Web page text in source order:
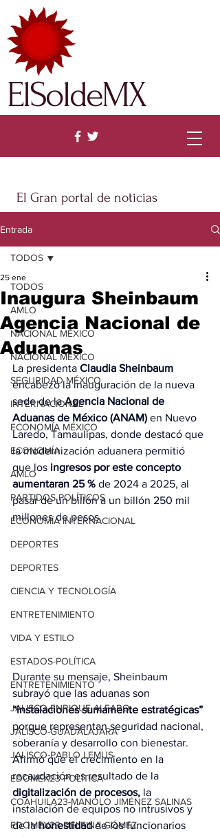
El Gran portal de noticias
ElSoldeMX
Entrada
TODOS
AMLO
NACIONAL MÉXICO
NACIONAL MÉXICO
SEGURIDAD MÉXICO
INTERNACIONAL
ECONOMÍA MÉXICO
ECONOMÍA
AMLO
PARTIDOS POLÍTICOS
ECONOMÍA INTERNACIONAL
DEPORTES
DEPORTES
CIENCIA Y TECNOLOGÍA
ENTRETENIMIENTO
VIDA Y ESTILO
ESTADOS-POLÍTICA
ENTRETENIMIENTO
JALISCO-ENRIQUE ALFARO
JALISCO-GUADALAJARA
JALISCO-PABLO LEMUS
EDOMEX23-POLÍTICA
COAHUILA23-MANOLO JIMÉNEZ SALINAS
EDOMEX23-DELFINA GÓMEZ
TODOS
Inaugura Sheinbaum
Agencia Nacional de
Aduanas
25 ene
La presidenta Claudia Sheinbaum
encabezó la inauguración de la nueva
sede de la Agencia Nacional de
Aduanas de México (ANAM) en Nuevo
Laredo, Tamaulipas, donde destacó que
la modernización aduanera permitió
que los ingresos por este concepto
aumentaran 25 % de 2024 a 2025, al
pasar de un billón a un billón 250 mil
millones de pesos.
Durante su mensaje, Sheinbaum
subrayó que las aduanas son
“instalaciones sumamente estratégicas”
porque representan seguridad nacional,
soberanía y desarrollo con bienestar.
Afirmó que el crecimiento en la
recaudación es resultado de la
digitalización de procesos, la
instalación de equipos no intrusivos y
de la honestidad de los funcionarios